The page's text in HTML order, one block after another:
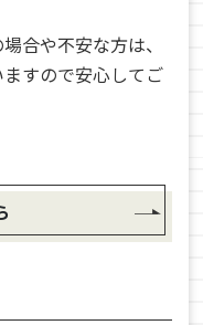
合や不安な方は、
すので安心してご